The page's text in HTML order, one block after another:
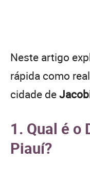
Neste artigo
rápida como
cidade de
1. Qual é o
Piauí?